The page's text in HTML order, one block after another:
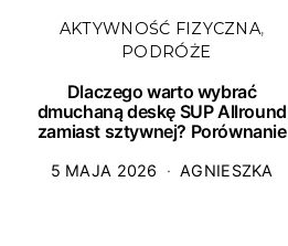
AKTYWNOŚĆ FIZYCZNA
PODRÓŻE
Dlaczego warto wybrać
dmuchaną deskę SUP Allround
zamiast sztywnej? Porównanie
5 MAJA 2026 AGNIESZKA